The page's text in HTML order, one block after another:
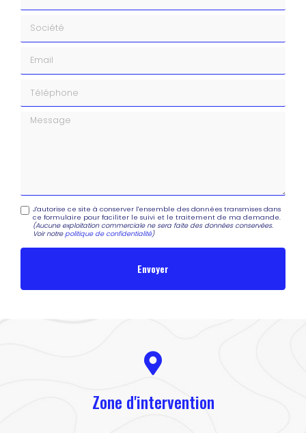
Message
J'autorise ce site à conserver l'ensemble des données transmises dans
ce formulaire pour faciliter le suivi et le traitement de ma demande.
(Aucune exploitation commerciale ne sera faite des données conservées.
Voir notrepolitique de confidentialité)
Zone d'intervention